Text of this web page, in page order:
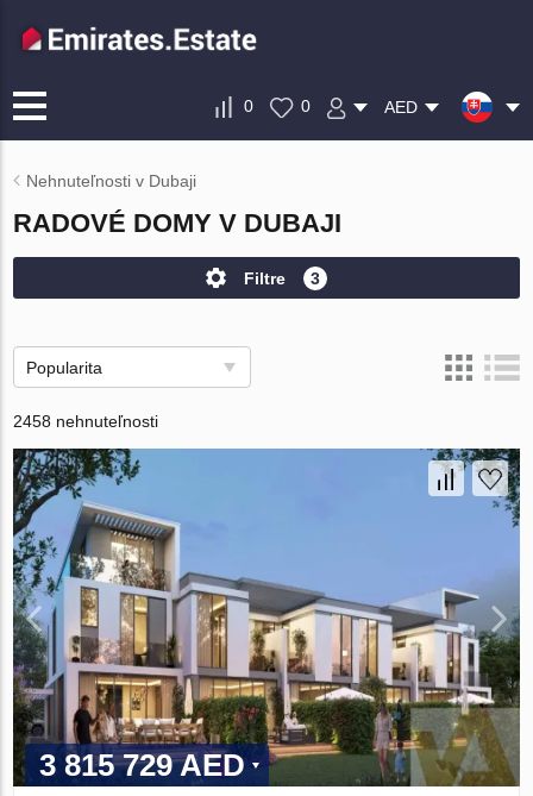
0 0 AED
Nehnuteľnosti v Dubaji
RADOVÉ DOMY V DUBAJI
Filtre 3
Popularita
2458 nehnuteľnosti
3 815 729 AED